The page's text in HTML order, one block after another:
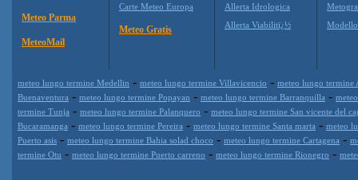
Meteo Parma
MeteoMail
Carte Meteo Europa
Meteo Gratis
Allerta Idrologica
Allerta Viabilitï¿½
meteo lungo termine Medellin - meteo lungo termine Villavicencio - meteo lungo termine
Buenaventura - meteo lungo termine Popayan - meteo lungo termine Barranquilla -
termine Tunja - meteo lungo termine Palanquero - meteo lungo termine San vicente del
Bucaramanga - meteo lungo termine Pereira - meteo lungo termine Santa marta - meteo
Puerto asis - meteo lungo termine Bahia solad choco - meteo lungo termine Cartagena -
termine Otu - meteo lungo termine Puerto carreno - meteo lungo termine Rionegro -